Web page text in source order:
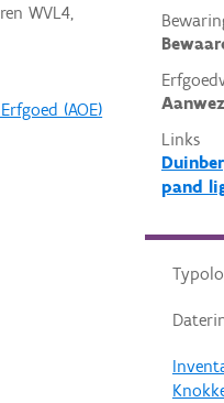
Links
pand
WVL4,
(AOE)